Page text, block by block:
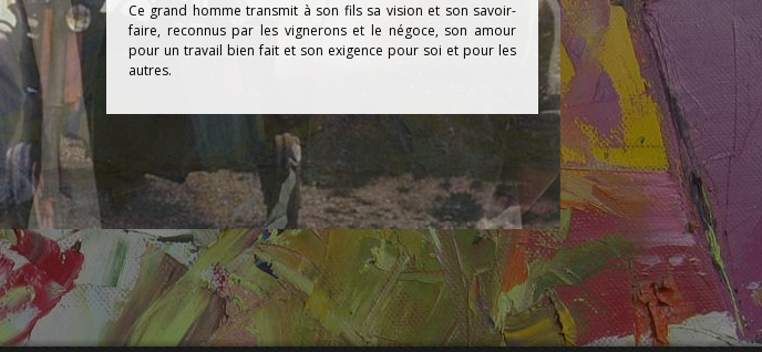
Ce grand homme transmit à son fils sa vision et son savoir-
faire, reconnus par les vignerons et le négoce, son amour
pour un travail bien fait et son exigence pour soi et pour les
autres.